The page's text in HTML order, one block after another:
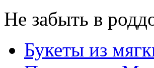
Не забыть в
Букеты из